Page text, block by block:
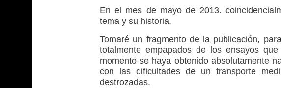
En el mes de mayo de 2013.
tema y su historia.
Tomaré un fragmento de la publicación,
totalmente empapados de los ensayos
momento se haya obtenido absolutamente
con las dificultades de un transporte
destrozadas.